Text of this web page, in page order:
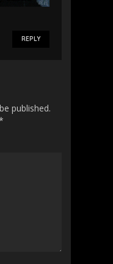
REPLY
published.